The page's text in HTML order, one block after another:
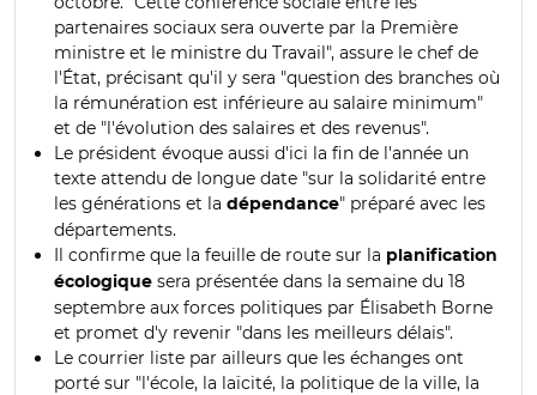
partenaires sociaux sera ouverte par la Première
ministre et le ministre du Travail", assure le chef de
l'État, précisant qu'il y sera "question des branches où
la rémunération est inférieure au salaire minimum"
et de "l'évolution des salaires et des revenus".
Le président évoque aussi d'ici la fin de l'année un
texte attendu de longue date "sur la solidarité entre
les générations et la dépendance" préparé avec les
départements.
Il confirme que la feuille de route sur la planification
écologique sera présentée dans la semaine du 18
septembre aux forces politiques par Élisabeth Borne
et promet d'y revenir "dans les meilleurs délais".
Le courrier liste par ailleurs que les échanges ont
porté sur "l'école, la laïcité, la politique de la ville, la